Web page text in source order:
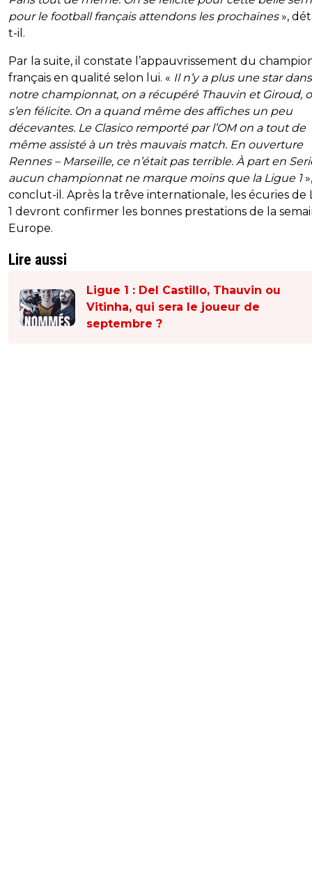
pour le football français attendons les prochaines»,
t-il.
Par la suite, il constate l’appauvrissement du
français en qualité selon lui. « Il n’y a plus une star dans
notre championnat, on a récupéré Thauvin et Giroud,
s’en félicite. On a quand même des affiches un peu
décevantes. Le Clasico remporté par l’OM on a tout de
même assisté à un très mauvais match. En ouverture
Rennes – Marseille, ce n’était pas terrible. À part en
aucun championnat ne marque moins que la Ligue 1»,
conclut-il. Après la trêve internationale, les écuries de
1 devront confirmer les bonnes prestations de la
Europe.
Lire aussi
Ligue 1 : Del Castillo, Thauvin ou
Vitinha, qui sera le joueur de
septembre ?